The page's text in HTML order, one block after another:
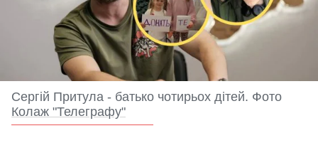
Сергій Притула - батько чотирьох дітей. Фото
Колаж "Телеграфу"